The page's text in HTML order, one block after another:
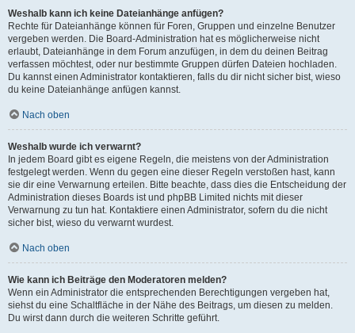
Weshalb kann ich keine Dateianhänge anfügen?
Rechte für Dateianhänge können für Foren, Gruppen und einzelne Benutzer
vergeben werden. Die Board-Administration hat es möglicherweise nicht
erlaubt, Dateianhänge in dem Forum anzufügen, in dem du deinen Beitrag
verfassen möchtest, oder nur bestimmte Gruppen dürfen Dateien hochladen.
Du kannst einen Administrator kontaktieren, falls du dir nicht sicher bist, wieso
du keine Dateianhänge anfügen kannst.
Nach oben
Weshalb wurde ich verwarnt?
In jedem Board gibt es eigene Regeln, die meistens von der Administration
festgelegt werden. Wenn du gegen eine dieser Regeln verstoßen hast, kann
sie dir eine Verwarnung erteilen. Bitte beachte, dass dies die Entscheidung der
Administration dieses Boards ist und phpBB Limited nichts mit dieser
Verwarnung zu tun hat. Kontaktiere einen Administrator, sofern du die nicht
sicher bist, wieso du verwarnt wurdest.
Nach oben
Wie kann ich Beiträge den Moderatoren melden?
Wenn ein Administrator die entsprechenden Berechtigungen vergeben hat,
siehst du eine Schaltfläche in der Nähe des Beitrags, um diesen zu melden.
Du wirst dann durch die weiteren Schritte geführt.